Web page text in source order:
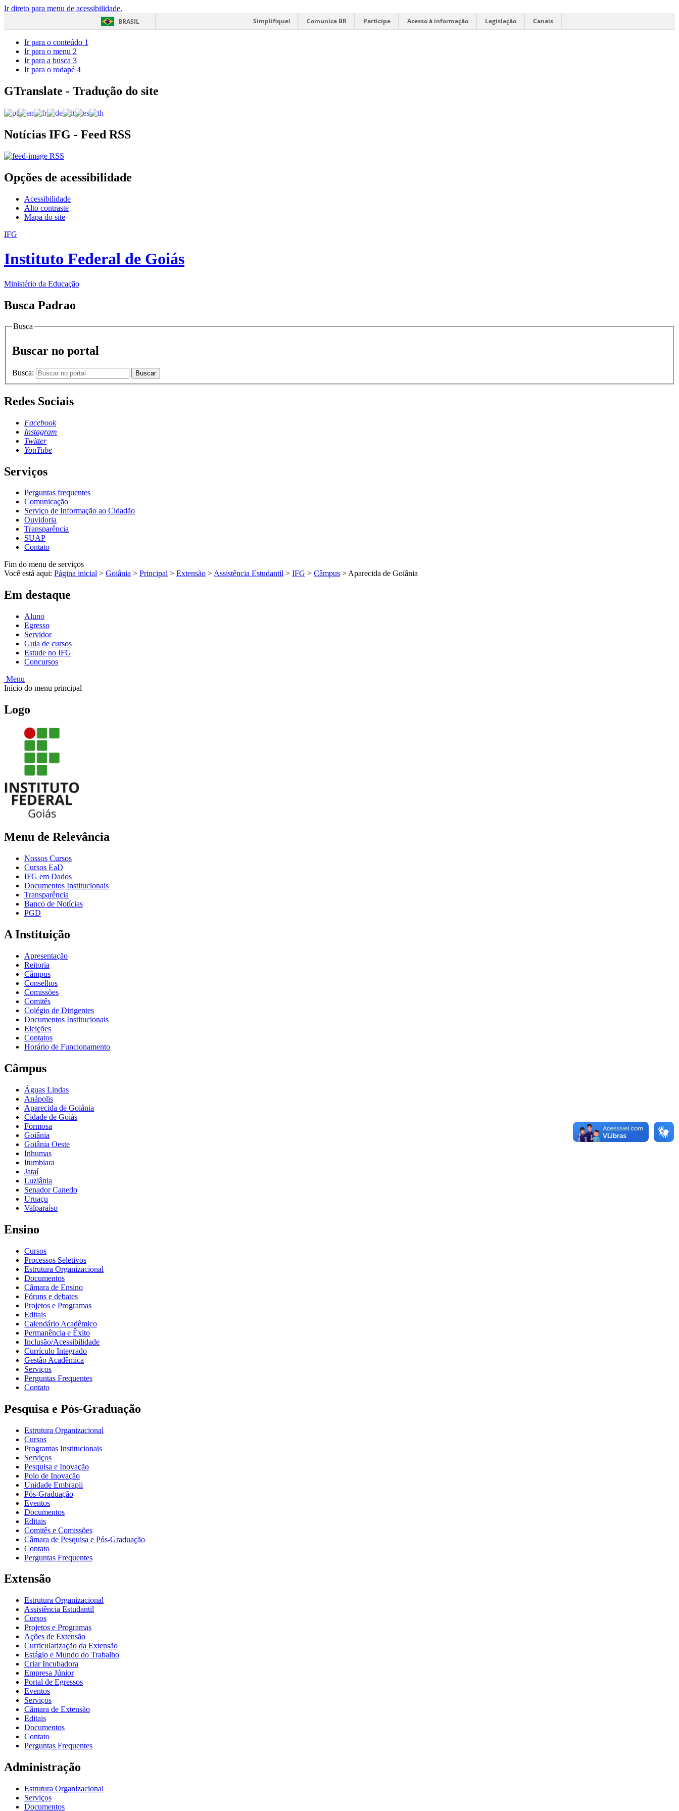
Ir direto para menu de acessibilidade.
BRASIL
Simplifique! Comunica BR Participe Acesso à informação Legislação Canais
Ir para o conteúdo 1
Ir para o menu 2
Ir para a busca 3
Ir para o rodapé 4
GTranslate - Tradução do site
Notícias IFG - Feed RSS
RSS
Opções de acessibilidade
Acessibilidade
Alto contraste
Mapa do site
IFG
Instituto Federal de Goiás
Ministério da Educação
Busca Padrao
Busca
Buscar no portal
Busca: Buscar
Redes Sociais
Facebook
Instagram
Twitter
YouTube
Serviços
Perguntas frequentes
Comunicação
Serviço de Informação ao Cidadão
Ouvidoria
Transparência
SUAP
Contato
Fim do menu de serviços
Você está aqui: Página inicial > Goiânia > Principal > Extensão >Assistência Estudantil > IFG > Câmpus >Aparecida de Goiânia
Em destaque
Aluno
Egresso
Servidor
Guia de cursos
Estude no IFG
Concursos
Menu
Início do menu principal
Logo
Menu de Relevância
Nossos Cursos
Cursos EaD
IFG em Dados
Documentos Institucionais
Transparência
Banco de Notícias
PGD
A Instituição
Apresentação
Reitoria
Câmpus
Conselhos
Comissões
Comitês
Colégio de Dirigentes
Documentos Institucionais
Eleições
Contatos
Horário de Funcionamento
Câmpus
Águas Lindas
Anápolis
Aparecida de Goiânia
Cidade de Goiás
Formosa
Goiânia
Goiânia Oeste
Inhumas
Itumbiara
Jataí
Luziânia
Senador Canedo
Uruaçu
Valparaíso
Ensino
Cursos
Processos Seletivos
Estrutura Organizacional
Documentos
Câmara de Ensino
Fóruns e debates
Projetos e Programas
Editais
Calendário Acadêmico
Permanência e Êxito
Inclusão/Acessibilidade
Currículo Integrado
Gestão Acadêmica
Serviços
Perguntas Frequentes
Contato
Pesquisa e Pós-Graduação
Estrutura Organizacional
Cursos
Programas Institucionais
Serviços
Pesquisa e Inovação
Polo de Inovação
Unidade Embrapii
Pós-Graduação
Eventos
Documentos
Editais
Comitês e Comissões
Câmara de Pesquisa e Pós-Graduação
Contato
Perguntas Frequentes
Extensão
Estrutura Organizacional
Assistência Estudantil
Cursos
Projetos e Programas
Ações de Extensão
Curricularização da Extensão
Estágio e Mundo do Trabalho
Criar Incubadora
Empresa Júnior
Portal de Egressos
Eventos
Serviços
Câmara de Extensão
Editais
Documentos
Contato
Perguntas Frequentes
Administração
Estrutura Organizacional
Serviços
Documentos